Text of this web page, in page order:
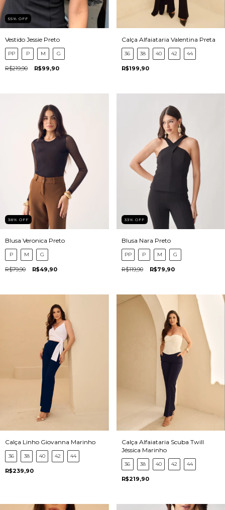
55% OFF
Vestido Jessie Preto
PP P M G
R$219,90 R$99,90
Calça Alfaiataria Valentina Preta
36 38 40 42 44
R$199,90
38% OFF
Blusa Veronica Preto
P M G
R$79,90 R$49,90
33% OFF
Blusa Nara Preto
PP P M G
R$119,90 R$79,90
Calça Linho Giovanna Marinho
36 38 40 42 44
R$239,90
Calça Alfaiataria Scuba Twill
Jéssica Marinho
36 38 40 42 44
R$219,90